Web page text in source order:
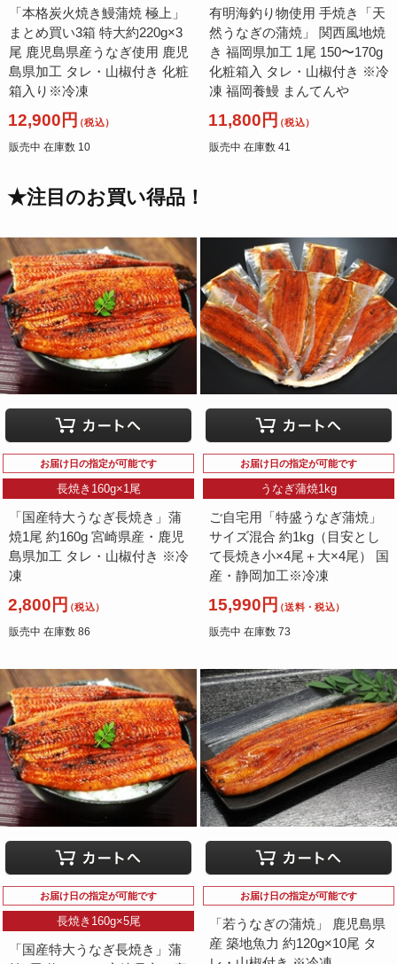
「本格炭火焼き鰻蒲焼 極上」
まとめ買い3箱 特大約220g×3
尾 鹿児島県産うなぎ使用 鹿児
島県加工 タレ・山椒付き 化粧
箱入り※冷凍
12,900円（税込）
販売中 在庫数 10
有明海釣り物使用 手焼き「天
然うなぎの蒲焼」 関西風地焼
き 福岡県加工 1尾 150〜170g
化粧箱入 タレ・山椒付き ※冷
凍 福岡養鰻 まんてんや
11,800円（税込）
販売中 在庫数 41
★注目のお買い得品！
お届け日の指定が可能です
長焼き160g×1尾
「国産特大うなぎ長焼き」蒲
焼1尾 約160g 宮崎県産・鹿児
島県加工 タレ・山椒付き ※冷
凍
2,800円（税込）
販売中 在庫数 86
お届け日の指定が可能です
うなぎ蒲焼1kg
ご自宅用「特盛うなぎ蒲焼」
サイズ混合 約1kg（目安とし
て長焼き小×4尾＋大×4尾） 国
産・静岡加工※冷凍
15,990円（送料・税込）
販売中 在庫数 73
お届け日の指定が可能です
長焼き160g×5尾
「国産特大うなぎ長焼き」蒲
お届け日の指定が可能です
「若うなぎの蒲焼」 鹿児島県
産 築地魚力 約120g×10尾 タ